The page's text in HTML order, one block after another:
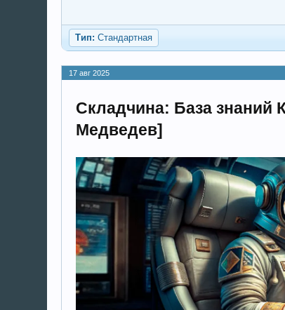
Тип: Стандартная
17 авг 2025
Складчина: База
Медведев]